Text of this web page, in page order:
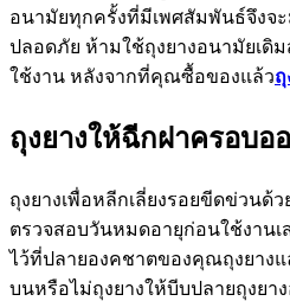
อนามัยทุกครั้งที่มีเพศสัมพันธ์จึงจ
ปลอดภัย ห้ามใช้ถุงยางอนามัยเดิ
ใช้งาน หลังจากที่คุณซื้อของแล้วถุ
ถุงยางให้ฉีกฝาครอบอ
ถุงยางเพื่อหลีกเลี่ยงรอยขีดข่วนด้
ตรวจสอบวันหมดอายุก่อนใช้งานเ
ไว้ที่ปลายองคชาตของคุณถุงยาง
บนหรือไม่ถุงยางให้บีบปลายถุงยา